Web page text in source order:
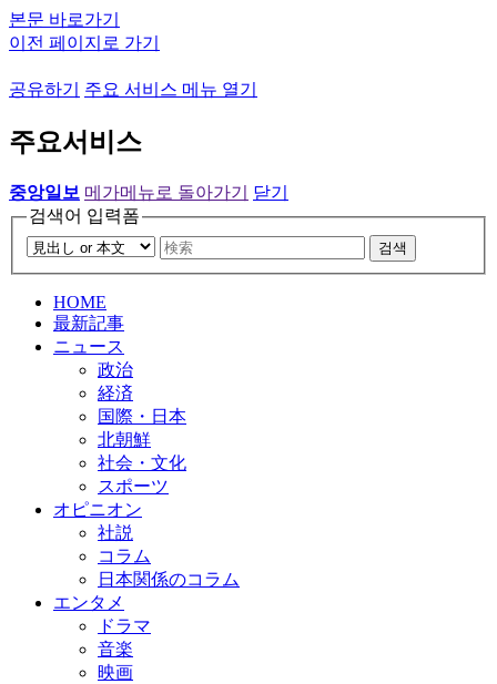
본문 바로가기
이전 페이지로 가기
공유하기 주요 서비스 메뉴 열기
주요서비스
중앙일보 메가메뉴로 돌아가기
닫기
검색어 입력폼
검색
HOME
最新記事
ニュース
政治
経済
国際・日本
北朝鮮
社会・文化
スポーツ
オピニオン
社説
コラム
日本関係のコラム
エンタメ
ドラマ
音楽
映画